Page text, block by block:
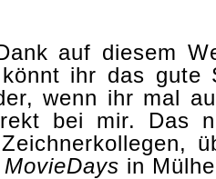
auf diesem
könnt ihr das
wenn ihr mal
bei mir. Das
MovieDays in